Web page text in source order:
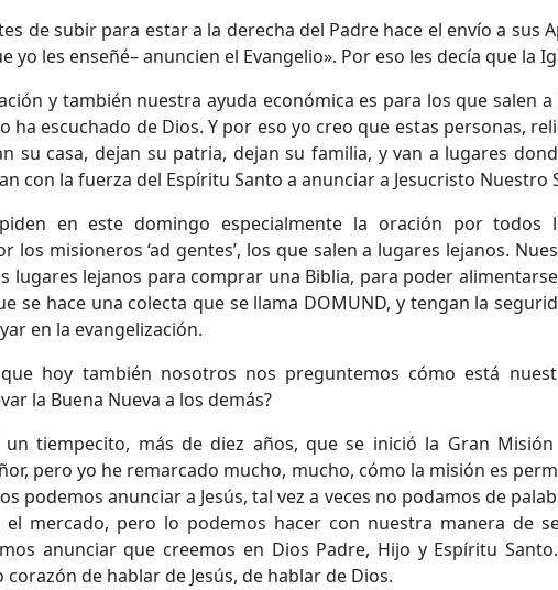
de subir para estar a la derecha del Padre hace el envío a sus
yo les enseñé– anuncien el Evangelio». Por eso les decía que la
y también nuestra ayuda económica es para los que salen
ha escuchado de Dios. Y por eso yo creo que estas personas,
su casa, dejan su patria, dejan su familia, y van a lugares
con la fuerza del Espíritu Santo a anunciar a Jesucristo Nuestro
en este domingo especialmente la oración por todos
los misioneros ‘ad gentes’, los que salen a lugares lejanos.
lugares lejanos para comprar una Biblia, para poder
se hace una colecta que se llama DOMUND, y tengan la
en la evangelización.
hoy también nosotros nos preguntemos cómo está
la Buena Nueva a los demás?
un tiempecito, más de diez años, que se inició la Gran
pero yo he remarcado mucho, mucho, cómo la misión es
podemos anunciar a Jesús, tal vez a veces no podamos de
mercado, pero lo podemos hacer con nuestra manera de
anunciar que creemos en Dios Padre, Hijo y Espíritu
de hablar de Jesús, de hablar de Dios.